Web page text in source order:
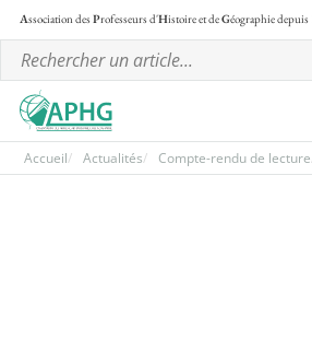
Association desProfesseurs d'Histoire et deGéographiedepuis
Accueil Actualités Compte-rendu de lecture